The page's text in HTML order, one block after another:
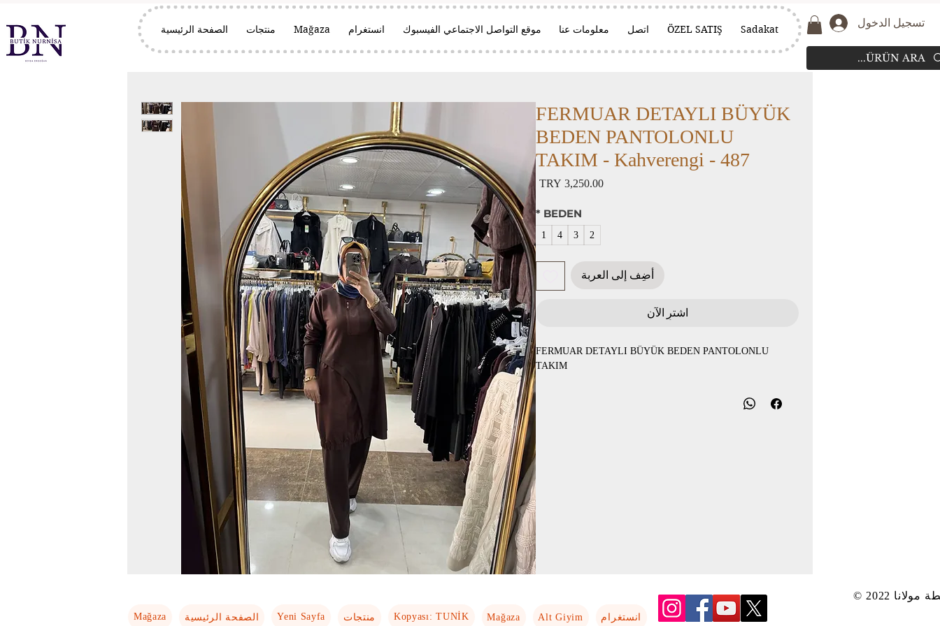
الصفحة الرئيسية منتجات Mağaza انستغرام موقع التواصل الاجتماعي الفيسبوك معلومات عنا اتصل ÖZEL SATIŞ Sadakat
تسجيل الدخول
FERMUAR DETAYLI BÜYÜK
BEDEN PANTOLONLU
TAKIM - Kahverengi - 487
السعر
BEDEN
*
2
3
4
1
أضِف إلى العربة
اشترِ الآن
FERMUAR DETAYLI BÜYÜK BEDEN PANTOLONLU
TAKIM
Mağaza الصفحة الرئيسية Yeni Sayfa منتجات Kopyası: TUNİK Mağaza Alt Giyim انستغرام
مولانا